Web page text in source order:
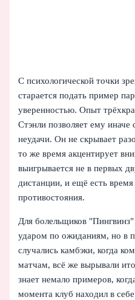
С психологической точки
старается подать пример
уверенностью. Опыт
Стэнли позволяет ему
неудачи. Он не скрывает
то же время акцентирует
выигрывается не в первых
дистанции, и ещё есть
противостояния.
Для болельщиков
ударом по ожиданиям, но в
случались камбэки, когда
матчам, всё же вырывали
знает немало примеров,
момента клуб находил в